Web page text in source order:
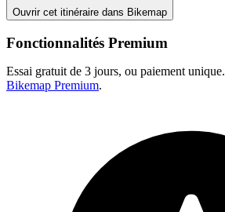
Ouvrir cet itinéraire dans Bikemap
Fonctionnalités Premium
Essai gratuit de 3 jours, ou paiement unique.
Bikemap Premium.